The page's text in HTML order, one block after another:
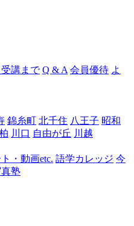
ャ
窪
講まで Q & A 会員優待 よ
錦糸町 北千住 八王子 昭和
川口 自由が丘 川越
・動画etc. 語学カレッジ 今
塾